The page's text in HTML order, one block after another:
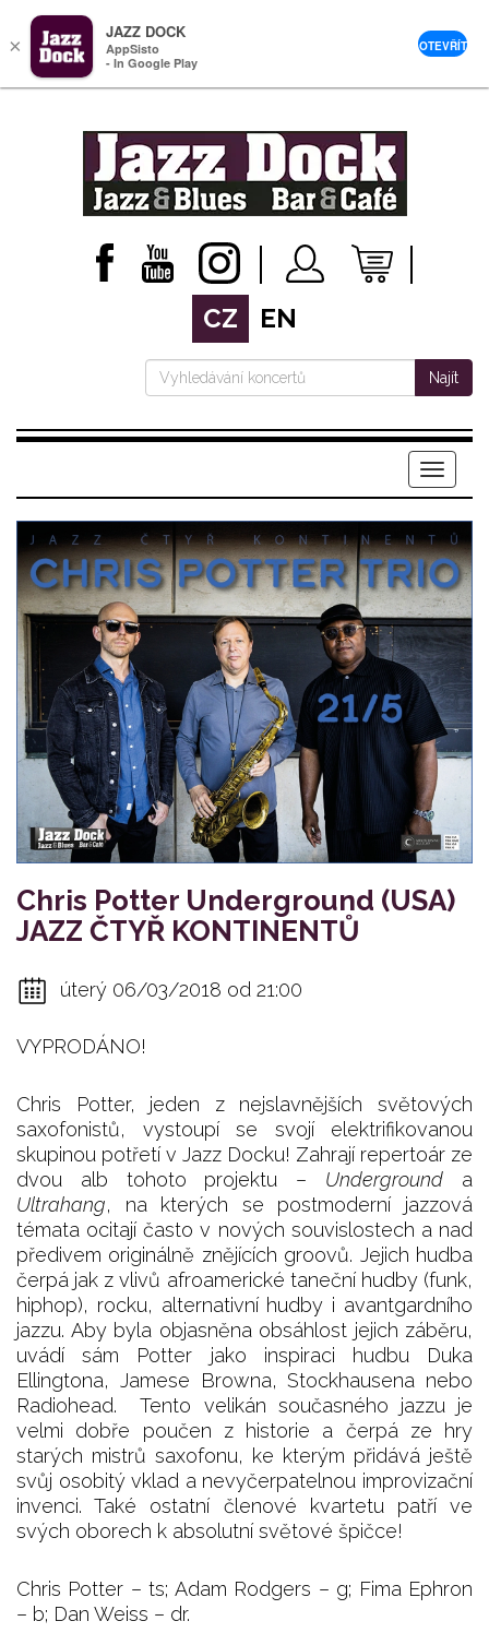
CZ EN
Najít
Menu
Chris Potter Underground (USA)
JAZZ ČTYŘ KONTINENTŮ
úterý 06/03/2018 od 21:00
VYPRODÁNO!
Chris Potter, jeden z nejslavnějších světových
saxofonistů, vystoupí se svojí elektrifikovanou
skupinou potřetí v Jazz Docku! Zahrají repertoár ze
dvou alb tohoto projektu – Underground a
Ultrahang, na kterých se postmoderní jazzová
témata ocitají často v nových souvislostech a nad
předivem originálně znějících groovů. Jejich hudba
čerpá jak z vlivů afroamerické taneční hudby (funk,
hiphop), rocku, alternativní hudby i avantgardního
jazzu. Aby byla objasněna obsáhlost jejich záběru,
uvádí sám Potter jako inspiraci hudbu Duka
Ellingtona, Jamese Browna, Stockhausena nebo
Radiohead. Tento velikán současného jazzu je
velmi dobře poučen z historie a čerpá ze hry
starých mistrů saxofonu, ke kterým přidává ještě
svůj osobitý vklad a nevyčerpatelnou improvizační
invenci. Také ostatní členové kvartetu patří ve
svých oborech k absolutní světové špičce!
Chris Potter – ts; Adam Rodgers – g; Fima Ephron
– b; Dan Weiss – dr.
×
JAZZ DOCK
AppSisto
- In Google Play
OTEVŘÍT